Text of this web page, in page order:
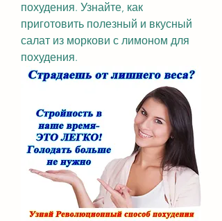
похудения. Узнайте, как
приготовить полезный и вкусный
салат из моркови с лимоном для
похудения.